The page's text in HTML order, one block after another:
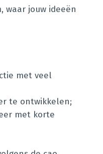
waar jouw ideeën
met veel
te ontwikkelen;
met korte